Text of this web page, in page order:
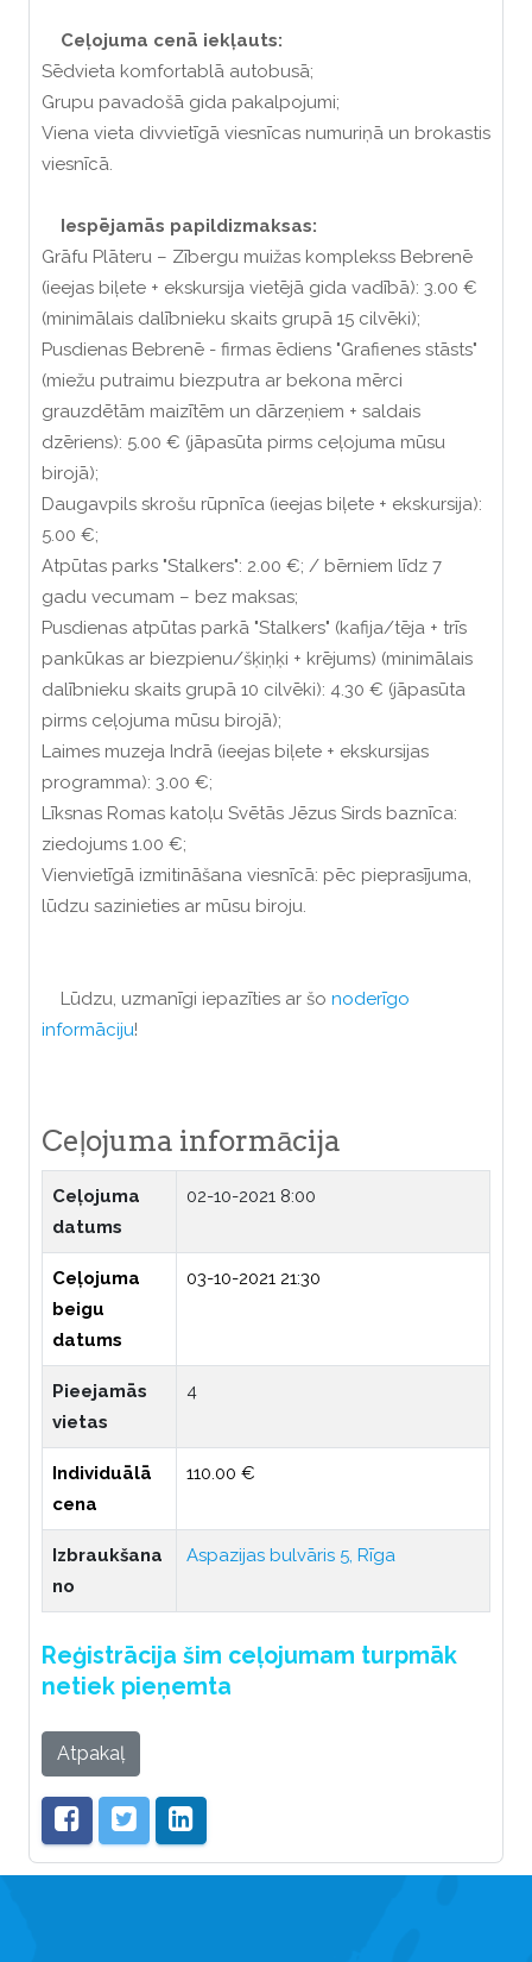
Ceļojuma cenā iekļauts:
Sēdvieta komfortablā autobusā;
Grupu pavadošā gida pakalpojumi;
Viena vieta divvietīgā viesnīcas numuriņā un brokastis
viesnīcā.
Iespējamās papildizmaksas:
Grāfu Plāteru – Zībergu muižas komplekss Bebrenē
(ieejas biļete + ekskursija vietējā gida vadībā): 3.00 €
(minimālais dalībnieku skaits grupā 15 cilvēki);
Pusdienas Bebrenē - firmas ēdiens "Grafienes stāsts"
(miežu putraimu biezputra ar bekona mērci
grauzdētām maizītēm un dārzeņiem + saldais
dzēriens): 5.00 € (jāpasūta pirms ceļojuma mūsu
birojā);
Daugavpils skrošu rūpnīca (ieejas biļete + ekskursija):
5.00 €;
Atpūtas parks "Stalkers": 2.00 €; / bērniem līdz 7
gadu vecumam – bez maksas;
Pusdienas atpūtas parkā "Stalkers" (kafija/tēja + trīs
pankūkas ar biezpienu/šķiņķi + krējums) (minimālais
dalībnieku skaits grupā 10 cilvēki): 4.30 € (jāpasūta
pirms ceļojuma mūsu birojā);
Laimes muzeja Indrā (ieejas biļete + ekskursijas
programma): 3.00 €;
Līksnas Romas katoļu Svētās Jēzus Sirds baznīca:
ziedojums 1.00 €;
Vienvietīgā izmitināšana viesnīcā: pēc pieprasījuma,
lūdzu sazinieties ar mūsu biroju.
Lūdzu, uzmanīgi iepazīties ar šo noderīgo
informāciju!
Ceļojuma informācija
Ceļojuma
datums
02-10-2021 8:00
Ceļojuma
beigu
datums
03-10-2021 21:30
Pieejamās
vietas
4
Individuālā
cena
110.00 €
Izbraukšana
no
Aspazijas bulvāris 5, Rīga
Reģistrācija šim ceļojumam turpmāk
netiek pieņemta
Atpakaļ